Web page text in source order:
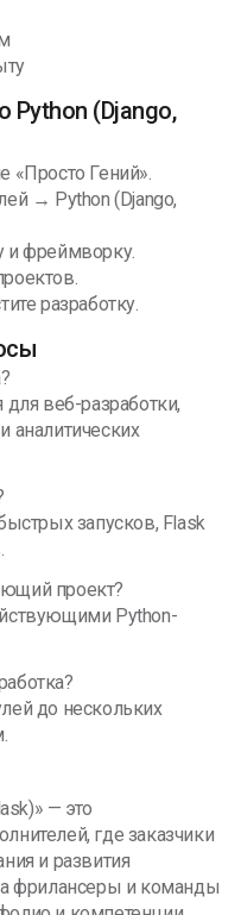
Python (Django,
«Просто Гений».
→ Python (Django,
и фреймворку.
разработку.
веб-разработки,
аналитических
запусков, Flask
проект?
Python-
до нескольких
— это
где заказчики
и развития
а фрилансеры и команды